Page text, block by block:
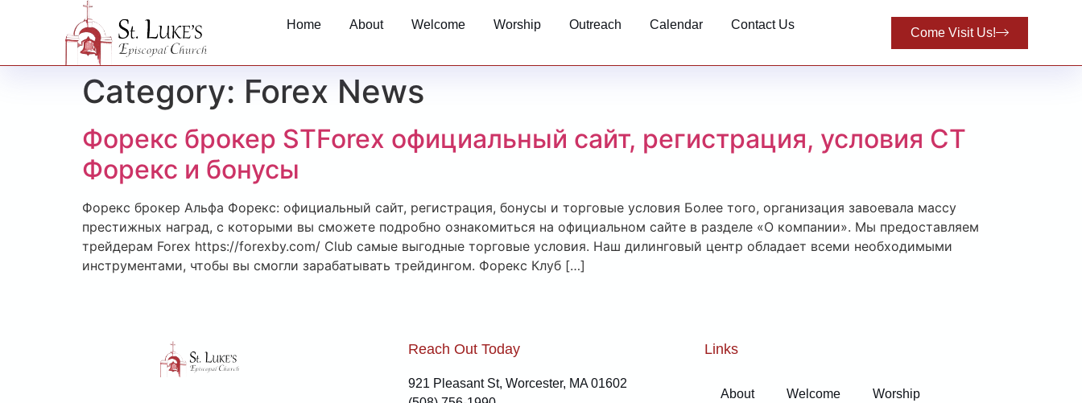
Home About Welcome Worship Outreach Calendar Contact Us
Come Visit Us!
Category: Forex News
Форекс брокер STForex официальный сайт, регистрация, условия СТ
Форекс и бонусы
Форекс брокер Альфа Форекс: официальный сайт, регистрация, бонусы и торговые условия Более того, организация завоевала массу
престижных наград, с которыми вы сможете подробно ознакомиться на официальном сайте в разделе «О компании». Мы предоставляем
трейдерам Forex https://forexby.com/ Club самые выгодные торговые условия. Наш дилинговый центр обладает всеми необходимыми
инструментами, чтобы вы смогли зарабатывать трейдингом. Форекс Клуб […]
Reach Out Today
921 Pleasant St, Worcester, MA 01602
Links
About Welcome Worship